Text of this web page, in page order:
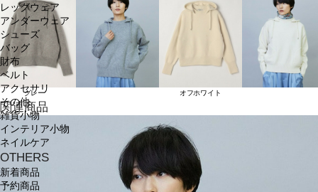
レッグウェア
アンダーウェア
シューズ
バッグ
財布
ベルト
アクセサリ
その他
雑貨小物
インテリア小物
ネイルケア
OTHERS
新着商品
予約商品
グレー オフホワイト
関連商品